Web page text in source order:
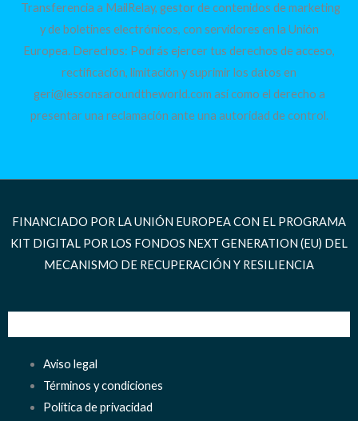
Transferencia a MailRelay, gestor de contenidos de marketing
y de boletines electrónicos, con servidores en la Unión
Europea. Derechos: Podrás ejercer tus derechos de acceso,
rectificación, limitación y suprimir los datos en
geri@lessonsaroundtheworld.com así como el derecho a
presentar una reclamación ante una autoridad de control.
FINANCIADO POR LA UNIÓN EUROPEA CON EL PROGRAMA
KIT DIGITAL POR LOS FONDOS NEXT GENERATION (EU) DEL
MECANISMO DE RECUPERACIÓN Y RESILIENCIA
Aviso legal
Términos y condiciones
Política de privacidad